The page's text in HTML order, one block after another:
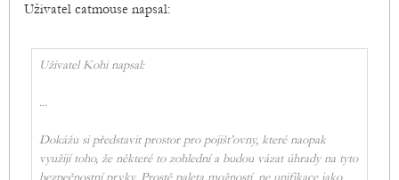
Uživatel catmouse napsal:
Uživatel Kohi napsal:
...
Dokážu si představit prostor pro pojišťovny, které naopak
využijí toho, že některé to zohlední a budou vázat úhrady na tyto